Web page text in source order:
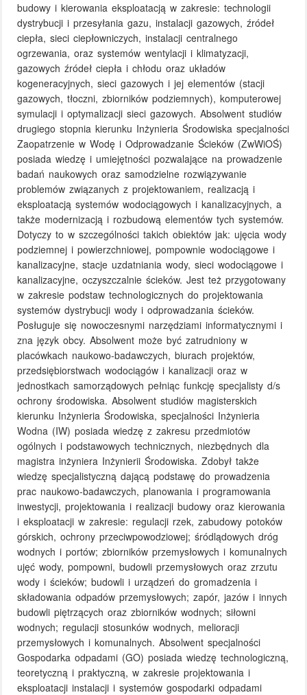
budowy i kierowania eksploatacją w zakresie: technologii
dystrybucji i przesyłania gazu, instalacji gazowych, źródeł
ciepła, sieci ciepłowniczych, instalacji centralnego
ogrzewania, oraz systemów wentylacji i klimatyzacji,
gazowych źródeł ciepła i chłodu oraz układów
kogeneracyjnych, sieci gazowych i jej elementów (stacji
gazowych, tłoczni, zbiorników podziemnych), komputerowej
symulacji i optymalizacji sieci gazowych. Absolwent studiów
drugiego stopnia kierunku Inżynieria Środowiska specjalności
Zaopatrzenie w Wodę i Odprowadzanie Ścieków (ZwWiOŚ)
posiada wiedzę i umiejętności pozwalające na prowadzenie
badań naukowych oraz samodzielne rozwiązywanie
problemów związanych z projektowaniem, realizacją i
eksploatacją systemów wodociągowych i kanalizacyjnych, a
także modernizacją i rozbudową elementów tych systemów.
Dotyczy to w szczególności takich obiektów jak: ujęcia wody
podziemnej i powierzchniowej, pompownie wodociągowe i
kanalizacyjne, stacje uzdatniania wody, sieci wodociągowe i
kanalizacyjne, oczyszczalnie ścieków. Jest też przygotowany
w zakresie podstaw technologicznych do projektowania
systemów dystrybucji wody i odprowadzania ścieków.
Posługuje się nowoczesnymi narzędziami informatycznymi i
zna język obcy. Absolwent może być zatrudniony w
placówkach naukowo-badawczych, biurach projektów,
przedsiębiorstwach wodociągów i kanalizacji oraz w
jednostkach samorządowych pełniąc funkcję specjalisty d/s
ochrony środowiska. Absolwent studiów magisterskich
kierunku Inżynieria Środowiska, specjalności Inżynieria
Wodna (IW) posiada wiedzę z zakresu przedmiotów
ogólnych i podstawowych technicznych, niezbędnych dla
magistra inżyniera Inżynierii Środowiska. Zdobył także
wiedzę specjalistyczną dającą podstawę do prowadzenia
prac naukowo-badawczych, planowania i programowania
inwestycji, projektowania i realizacji budowy oraz kierowania
i eksploatacji w zakresie: regulacji rzek, zabudowy potoków
górskich, ochrony przeciwpowodziowej; śródlądowych dróg
wodnych i portów; zbiorników przemysłowych i komunalnych
ujęć wody, pompowni, budowli przemysłowych oraz zrzutu
wody i ścieków; budowli i urządzeń do gromadzenia i
składowania odpadów przemysłowych; zapór, jazów i innych
budowli piętrzących oraz zbiorników wodnych; siłowni
wodnych; regulacji stosunków wodnych, melioracji
przemysłowych i komunalnych. Absolwent specjalności
Gospodarka odpadami (GO) posiada wiedzę technologiczną,
teoretyczną i praktyczną, w zakresie projektowania i
eksploatacji instalacji i systemów gospodarki odpadami